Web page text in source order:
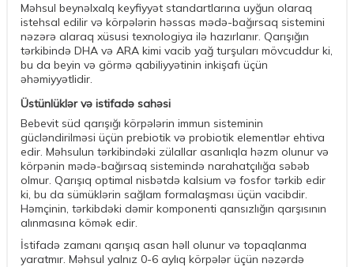
Məhsul beynəlxalq keyfiyyət standartlarına uyğun olaraq
istehsal edilir və körpələrin həssas mədə-bağırsaq sistemini
nəzərə alaraq xüsusi texnologiya ilə hazırlanır. Qarışığın
tərkibində DHA və ARA kimi vacib yağ turşuları mövcuddur ki,
bu da beyin və görmə qabiliyyətinin inkişafı üçün
əhəmiyyətlidir.
Üstünlüklər və istifadə sahəsi
Bebevit süd qarışığı körpələrin immun sisteminin
gücləndirilməsi üçün prebiotik və probiotik elementlər ehtiva
edir. Məhsulun tərkibindəki zülallar asanlıqla həzm olunur və
körpənin mədə-bağırsaq sistemində narahatçılığa səbəb
olmur. Qarışıq optimal nisbətdə kalsium və fosfor tərkib edir
ki, bu da sümüklərin sağlam formalaşması üçün vacibdir.
Həmçinin, tərkibdəki dəmir komponenti qansızlığın qarşısının
alınmasına kömək edir.
İstifadə zamanı qarışıq asan həll olunur və topaqlanma
yaratmır. Məhsul yalnız 0-6 aylıq körpələr üçün nəzərdə